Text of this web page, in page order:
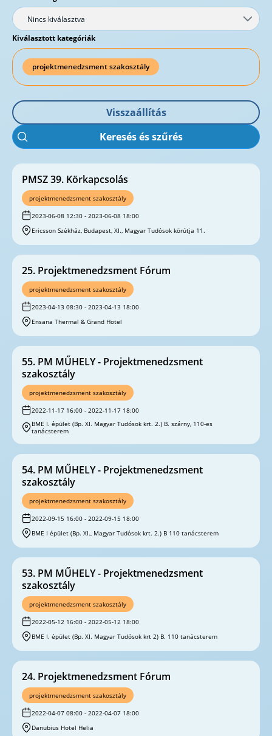
Nincs kiválasztva
Kiválasztott kategóriák
projektmenedzsment szakosztály
Visszaállítás
Keresés és szűrés
PMSZ 39. Körkapcsolás
projektmenedzsment szakosztály
2023-06-08 12:30 - 2023-06-08 18:00
Ericsson Székház, Budapest, XI., Magyar Tudósok körútja 11.
25. Projektmenedzsment Fórum
projektmenedzsment szakosztály
2023-04-13 08:30 - 2023-04-13 18:00
Ensana Thermal & Grand Hotel
55. PM MŰHELY - Projektmenedzsment
szakosztály
projektmenedzsment szakosztály
2022-11-17 16:00 - 2022-11-17 18:00
BME I. épület (Bp. XI. Magyar Tudósok krt. 2.) B. szárny, 110-es
tanácsterem
54. PM MŰHELY - Projektmenedzsment
szakosztály
projektmenedzsment szakosztály
2022-09-15 16:00 - 2022-09-15 18:00
BME I épület (Bp. XI., Magyar Tudósok krt. 2.) B 110 tanácsterem
53. PM MŰHELY - Projektmenedzsment
szakosztály
projektmenedzsment szakosztály
2022-05-12 16:00 - 2022-05-12 18:00
BME I. épület (Bp. XI. Magyar Tudósok krt 2) B. 110 tanácsterem
24. Projektmenedzsment Fórum
projektmenedzsment szakosztály
2022-04-07 08:00 - 2022-04-07 18:00
Danubius Hotel Helia